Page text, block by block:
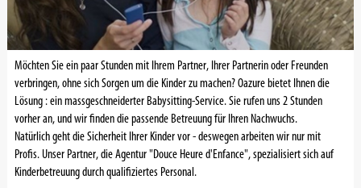
Möchten Sie ein paar Stunden mit Ihrem Partner, Ihrer Partnerin oder Freunden
verbringen, ohne sich Sorgen um die Kinder zu machen? Oazure bietet Ihnen die
Lösung : ein massgeschneiderter Babysitting-Service. Sie rufen uns 2 Stunden
vorher an, und wir finden die passende Betreuung für Ihren Nachwuchs.
Natürlich geht die Sicherheit Ihrer Kinder vor - deswegen arbeiten wir nur mit
Profis. Unser Partner, die Agentur "Douce Heure d'Enfance", spezialisiert sich auf
Kinderbetreuung durch qualifiziertes Personal.